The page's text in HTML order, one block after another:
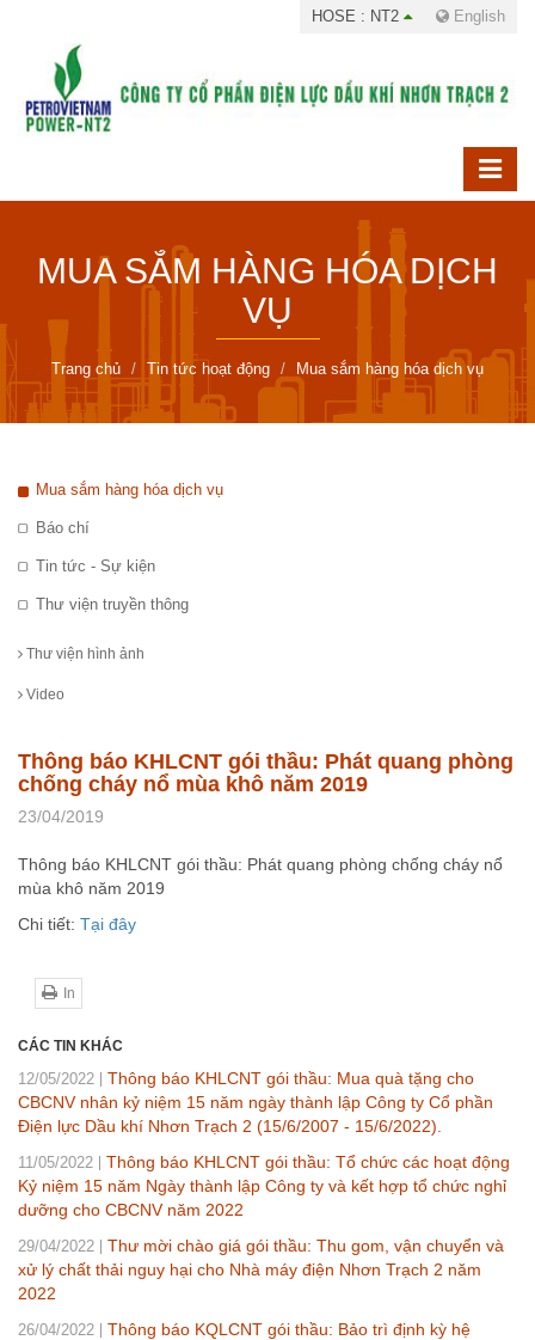
HOSE : NT2 English
MUA SẮM HÀNG HÓA DỊCH
VỤ
Trang chủ Tin tức hoạt động Mua sắm hàng hóa dịch vụ
Mua sắm hàng hóa dịch vụ
Báo chí
Tin tức - Sự kiện
Thư viện truyền thông
Thư viện hình ảnh
Video
Thông báo KHLCNT gói thầu: Phát quang phòng
chống cháy nổ mùa khô năm 2019
23/04/2019
Thông báo KHLCNT gói thầu: Phát quang phòng chống cháy nổ
mùa khô năm 2019
Chi tiết: Tại đây
In
CÁC TIN KHÁC
12/05/2022
Thông báo KHLCNT gói thầu: Mua quà tặng cho
CBCNV nhân kỷ niệm 15 năm ngày thành lập Công ty Cổ phần
Điện lực Dầu khí Nhơn Trạch 2 (15/6/2007 - 15/6/2022).
11/05/2022
Thông báo KHLCNT gói thầu: Tổ chức các hoạt động
Kỷ niệm 15 năm Ngày thành lập Công ty và kết hợp tổ chức nghỉ
dưỡng cho CBCNV năm 2022
29/04/2022
Thư mời chào giá gói thầu: Thu gom, vận chuyển và
xử lý chất thải nguy hại cho Nhà máy điện Nhơn Trạch 2 năm
2022
26/04/2022
Thông báo KQLCNT gói thầu: Bảo trì định kỳ hệ